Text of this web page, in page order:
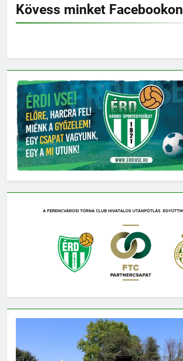
Kövess minket Facebookon